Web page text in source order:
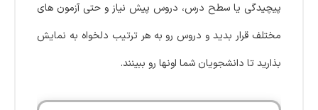
پیچیدگی یا سطح درس، دروس پیش نیاز و حتی آزمون های
مختلف قرار بدید و دروس رو به هر ترتیب دلخواه به نمایش
بذارید تا دانشجویان شما اونها رو ببینند.